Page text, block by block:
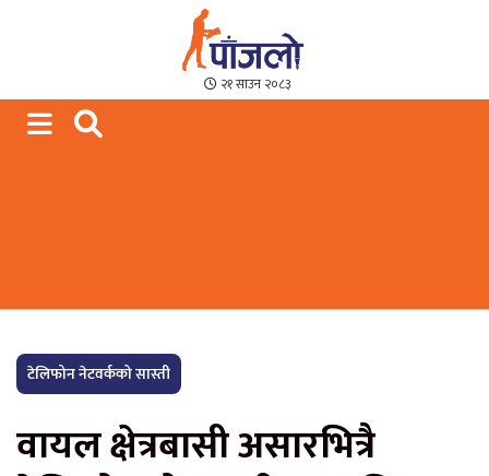
Paajalo News
We are from Far West Nepal
२१ साउन २०८३
टेलिफोन नेटवर्कको सास्ती
वायल क्षेत्रबासी असारभित्रै